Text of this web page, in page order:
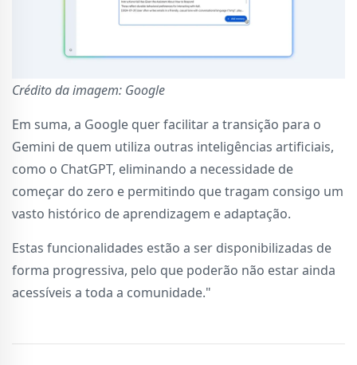
Crédito da imagem: Google
Em suma, a Google quer facilitar a transição para o
Gemini de quem utiliza outras inteligências artificiais,
como o ChatGPT, eliminando a necessidade de
começar do zero e permitindo que tragam consigo um
vasto histórico de aprendizagem e adaptação.
Estas funcionalidades estão a ser disponibilizadas de
forma progressiva, pelo que poderão não estar ainda
acessíveis a toda a comunidade."